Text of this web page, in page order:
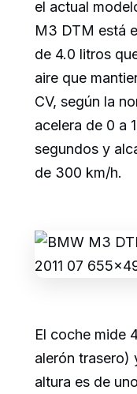
el actual
M3 DTM está
de 4.0 litros
aire que
CV, según la
acelera de 0 a
segundos y
de 300 km/h.
El coche mide
alerón trasero)
altura es de